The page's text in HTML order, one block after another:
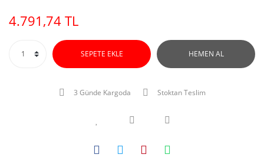
4.791,74 TL
SEPETE EKLE HEMEN AL
3 Günde Kargoda Stoktan Teslim